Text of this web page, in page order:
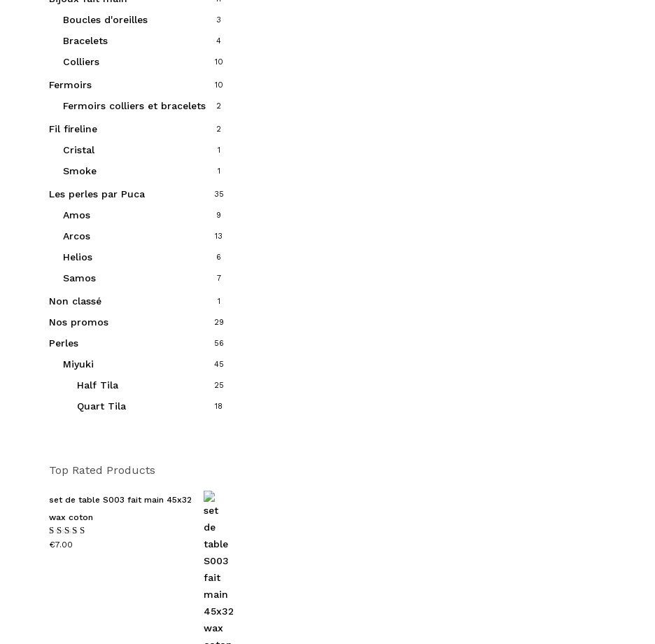
Boucles d'oreilles 3
Bracelets 4
Colliers 10
Fermoirs 10
Fermoirs colliers et bracelets 2
Fil fireline 2
Cristal 1
Smoke 1
Les perles par Puca 35
Amos 9
Arcos 13
Helios 6
Samos 7
Non classé 1
Nos promos 29
Perles 56
Miyuki 45
Half Tila 25
Quart Tila 18
Top Rated Products
set de table S003 fait main 45x32
wax coton
Note
€7.00